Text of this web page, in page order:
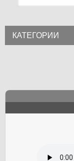
КАТЕГОРИИ